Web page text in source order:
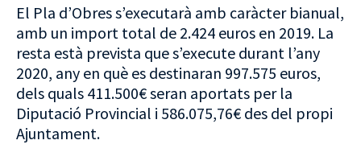
El Pla d’Obres s’executarà amb caràcter bianual,
amb un import total de 2.424 euros en 2019. La
resta està prevista que s’execute durant l’any
2020, any en què es destinaran 997.575 euros,
dels quals 411.500€ seran aportats per la
Diputació Provincial i 586.075,76€ des del propi
Ajuntament.